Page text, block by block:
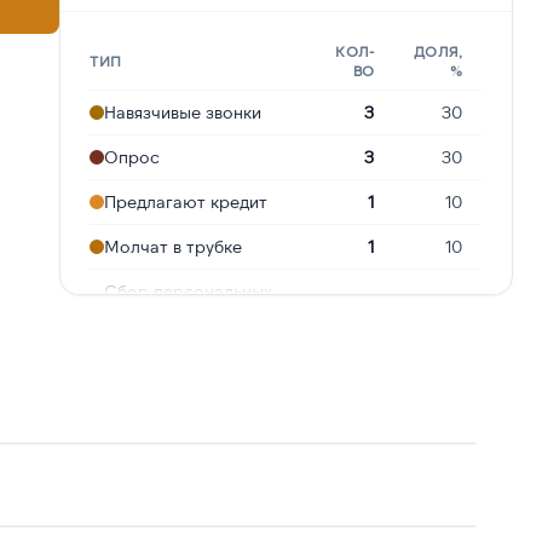
ТИП
КОЛ-
ВО
ДОЛЯ,
%
Навязчивые звонки 3 30
Опрос 3 30
Предлагают кредит 1 10
Молчат в трубке 1 10
Сбор персональных